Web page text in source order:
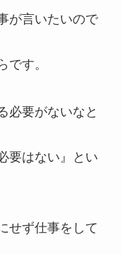
が言いたいので
です。
必要がないなと
要はない』とい
せず仕事をして